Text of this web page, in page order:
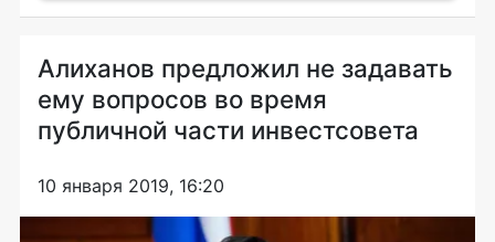
Алиханов предложил не задавать
ему вопросов во время
публичной части инвестсовета
10 января 2019, 16:20